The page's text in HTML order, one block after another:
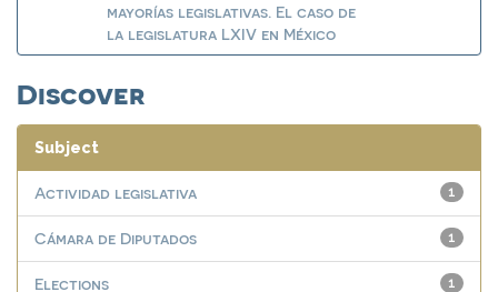
mayorías legislativas. El caso de
la legislatura LXIV en México
Discover
Subject
1
Actividad legislativa
1
Cámara de Diputados
1
Elections